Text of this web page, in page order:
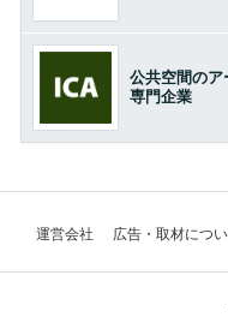
公共空間のア
専門企業
運営会社 広告・取材につ